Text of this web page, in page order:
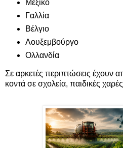
Μεξικό
Γαλλία
Βέλγιο
Λουξεμβούργο
Ολλανδία
Σε αρκετές περιπτώσεις έχουν
κοντά σε σχολεία, παιδικές